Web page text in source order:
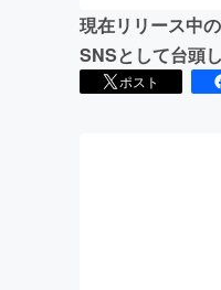
現在リリース中
SNSとして台頭
ポスト